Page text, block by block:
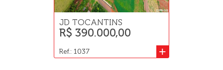
JD TOCANTINS
R$ 390.000,00
+
Ref.: 1037